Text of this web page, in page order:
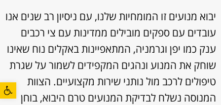
פתח
יבוא מנועים זו המומחיות שלנו, עם ניסיון רב שנים אנו
עובדים עם ספקים מובילים ממדינות עם צי רכבים
ענק כמו יפן וגרמניה, המתאפיינות באקלים נוח שאינו
שוחק את המנוע ונהגים המקפידים לשמור על שגרת
טיפולים לרכב מול נותני שירות מקצועיים. הצוות
המנוסה נשלח לבדיקת המנועים טרם היבוא, בוחן